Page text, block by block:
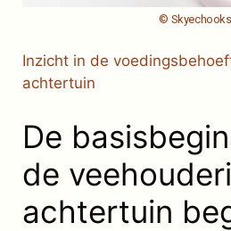
© Skyechooks
Inzicht in de
achtertuin
De
de
achtertuin